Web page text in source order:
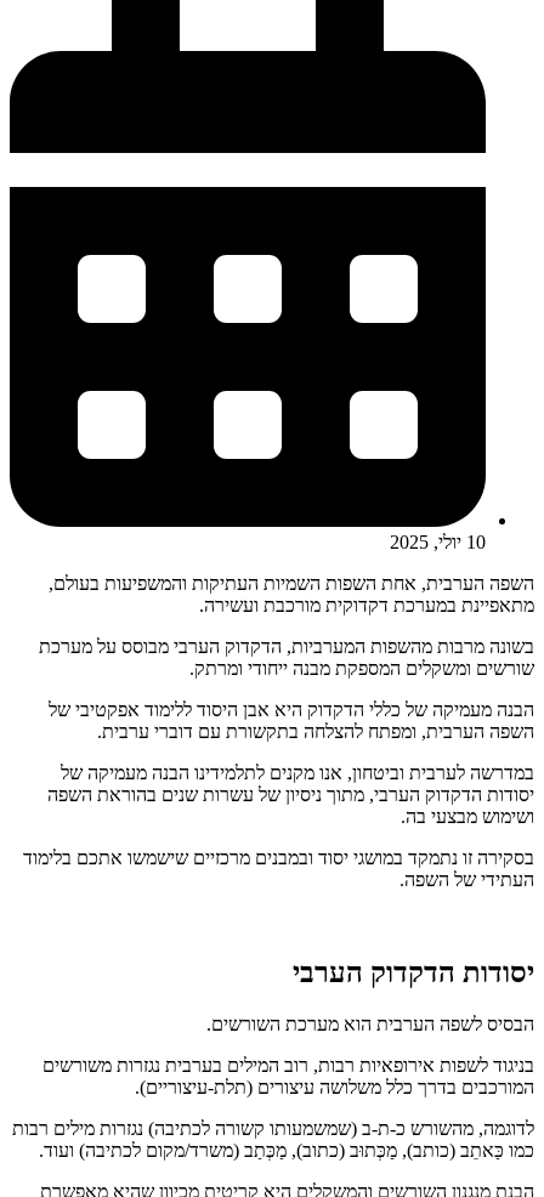
10 יולי, 2025
השפה הערבית, אחת השפות השמיות העתיקות והמשפיעות בעולם,
מתאפיינת במערכת דקדוקית מורכבת ועשירה.
בשונה מרבות מהשפות המערביות, הדקדוק הערבי מבוסס על מערכת
שורשים ומשקלים המספקת מבנה ייחודי ומרתק.
הבנה מעמיקה של כללי הדקדוק היא אבן היסוד ללימוד אפקטיבי של
השפה הערבית, ומפתח להצלחה בתקשורת עם דוברי ערבית.
במדרשה לערבית וביטחון, אנו מקנים לתלמידינו הבנה מעמיקה של
יסודות הדקדוק הערבי, מתוך ניסיון של עשרות שנים בהוראת השפה
ושימוש מבצעי בה.
בסקירה זו נתמקד במושגי יסוד ובמבנים מרכזיים שישמשו אתכם בלימוד
העתידי של השפה.
יסודות הדקדוק הערבי
הבסיס לשפה הערבית הוא מערכת השורשים.
בניגוד לשפות אירופאיות רבות, רוב המילים בערבית נגזרות משורשים
המורכבים בדרך כלל משלושה עיצורים (תלת-עיצוריים).
לדוגמה, מהשורש כ-ת-ב (שמשמעותו קשורה לכתיבה) נגזרות מילים רבות
כמו כַּאתֵב (כותב), מַכְּתוּב (כתוב), מַכְּתַב (משרד/מקום לכתיבה) ועוד.
הבנת מנגנון השורשים והמשקלים היא קריטית מכיוון שהיא מאפשרת